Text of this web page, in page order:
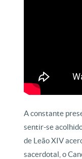
A constante
sentir-se
de Leão XIV
sacerdotal, o